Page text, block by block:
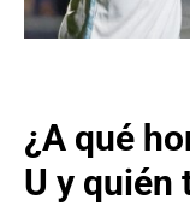
¿A qué
U y quién